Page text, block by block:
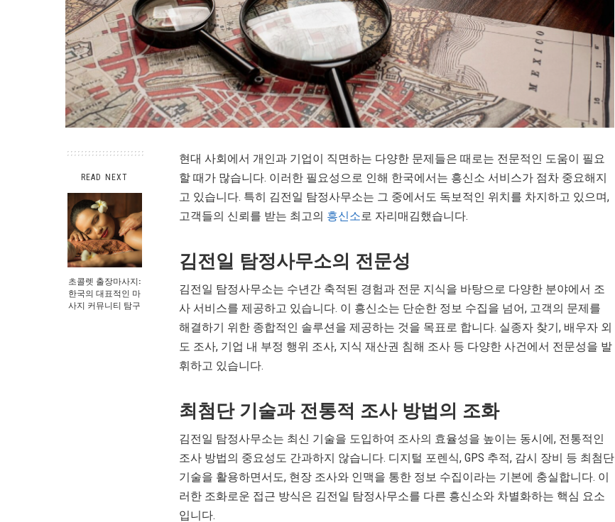
READ NEXT
초콜렛 출장마사지:
한국의 대표적인 마
사지 커뮤니티 탐구
현대 사회에서 개인과 기업이 직면하는 다양한 문제들은 때로는 전문적인 도움이 필요
할 때가 많습니다. 이러한 필요성으로 인해 한국에서는 흥신소 서비스가 점차 중요해지
고 있습니다. 특히 김전일 탐정사무소는 그 중에서도 독보적인 위치를 차지하고 있으며,
고객들의 신뢰를 받는 최고의 흥신소 로 자리매김했습니다.
김전일 탐정사무소의 전문성
김전일 탐정사무소는 수년간 축적된 경험과 전문 지식을 바탕으로 다양한 분야에서 조
사 서비스를 제공하고 있습니다. 이 흥신소는 단순한 정보 수집을 넘어, 고객의 문제를
해결하기 위한 종합적인 솔루션을 제공하는 것을 목표로 합니다. 실종자 찾기, 배우자 외
도 조사, 기업 내 부정 행위 조사, 지식 재산권 침해 조사 등 다양한 사건에서 전문성을 발
휘하고 있습니다.
최첨단 기술과 전통적 조사 방법의 조화
김전일 탐정사무소는 최신 기술을 도입하여 조사의 효율성을 높이는 동시에, 전통적인
조사 방법의 중요성도 간과하지 않습니다. 디지털 포렌식, GPS 추적, 감시 장비 등 최첨단
기술을 활용하면서도, 현장 조사와 인맥을 통한 정보 수집이라는 기본에 충실합니다. 이
러한 조화로운 접근 방식은 김전일 탐정사무소를 다른 흥신소와 차별화하는 핵심 요소
입니다.